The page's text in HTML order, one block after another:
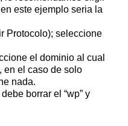
este ejemplo seria la
Protocolo); seleccione
el dominio al cual
en el caso de solo
nada.
borrar el “wp” y